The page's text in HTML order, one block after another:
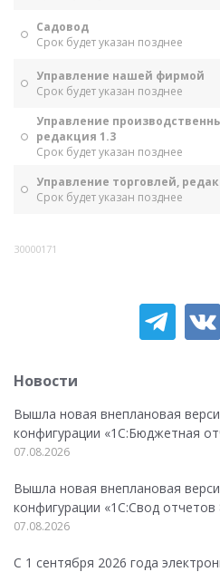
Садовод
Срок будет указан позднее
Управление нашей фирмой
Срок будет указан позднее
Управление
редакция 1.3
Срок будет указан позднее
Управление торговлей,
Срок будет указан позднее
30000171
Новости
Вышла новая внеплановая
конфигурации «1C:Бюджетная
07.08.2026
Вышла новая внеплановая
конфигурации «1C:Свод
07.08.2026
С 1 сентября 2026 года